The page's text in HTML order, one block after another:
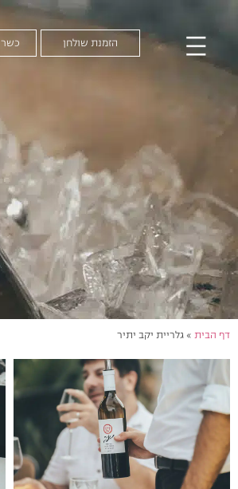
הזמנת שולחן כשר
דף הבית » גלריית יקב יתיר